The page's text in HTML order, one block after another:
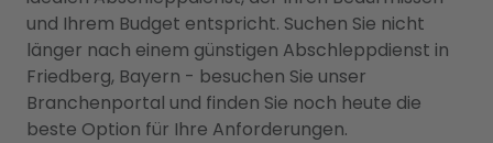
und Ihrem Budget entspricht. Suchen Sie nicht
länger nach einem günstigen Abschleppdienst in
Friedberg, Bayern - besuchen Sie unser
Branchenportal und finden Sie noch heute die
beste Option für Ihre Anforderungen.